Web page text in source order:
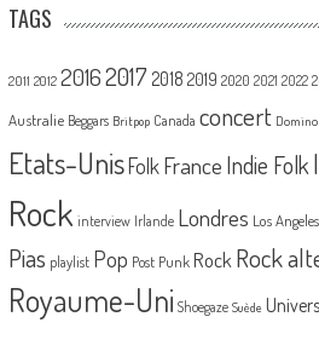
TAGS
2011 2012 20162017 2018 2019 2020 2021 2022
Australie Beggars Britpop Canada concert Domino
Etats-UnisFolk France Indie Folk
Rock interview Irlande Londres Los Angeles
Pias playlist Pop Post Punk Rock Rock
Royaume-Uni Shoegaze Suède